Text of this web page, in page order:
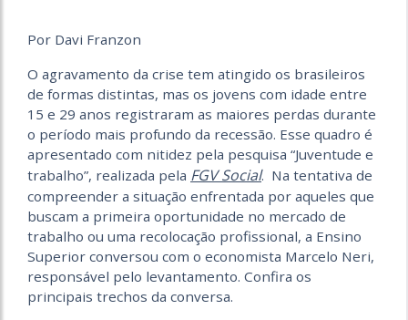
Por Davi Franzon
O agravamento da crise tem atingido os brasileiros
de formas distintas, mas os jovens com idade entre
15 e 29 anos registraram as maiores perdas durante
o período mais profundo da recessão. Esse quadro é
apresentado com nitidez pela pesquisa “Juventude e
trabalho”, realizada pela FGV Social. Na tentativa de
compreender a situação enfrentada por aqueles que
buscam a primeira oportunidade no mercado de
trabalho ou uma recolocação profissional, a Ensino
Superior conversou com o economista Marcelo Neri,
responsável pelo levantamento. Confira os
principais trechos da conversa.